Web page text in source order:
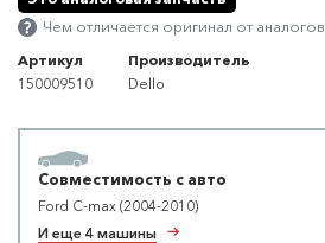
Чем отличается оригинал от аналогов
Артикул
150009510
Производитель
Dello
Совместимость с авто
Ford C-max (2004-2010)
И еще 4 машины